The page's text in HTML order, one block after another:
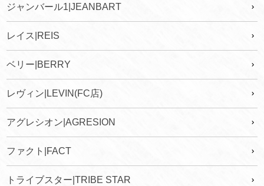
ジャンバール1|JEANBART
レイス|REIS
ベリー|BERRY
レヴィン|LEVIN(FC店)
アグレシオン|AGRESION
ファクト|FACT
トライブスター|TRIBE STAR